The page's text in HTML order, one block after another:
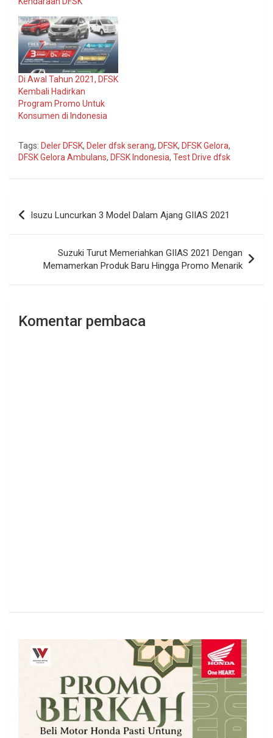
Di Awal Tahun 2021, DFSK
Kembali Hadirkan
Program Promo Untuk
Konsumen di Indonesia
Tags: Deler DFSK, Deler dfsk serang, DFSK, DFSK Gelora,
DFSK Gelora Ambulans, DFSK Indonesia, Test Drive dfsk
Navigasi
pos
Isuzu Luncurkan 3 Model Dalam Ajang GIIAS 2021
Suzuki Turut Memeriahkan GIIAS 2021 Dengan
Memamerkan Produk Baru Hingga Promo Menarik
Komentar pembaca